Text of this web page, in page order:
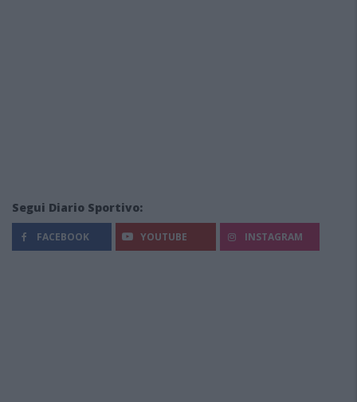
Segui Diario Sportivo:
FACEBOOK YOUTUBE INSTAGRAM